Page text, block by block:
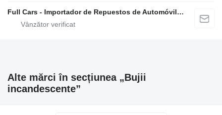
Full Cars - Importador de Repuestos de Automóviles al Por Mayor
Alte mărci în secțiunea „Bujii
incandescente”